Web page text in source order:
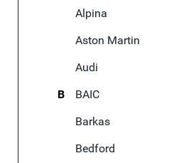
Alpina
Aston Martin
Audi
B
BAIC
Barkas
Bedford